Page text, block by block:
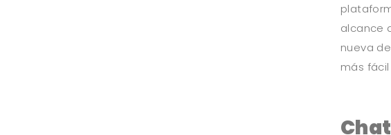
alcance
nueva
más